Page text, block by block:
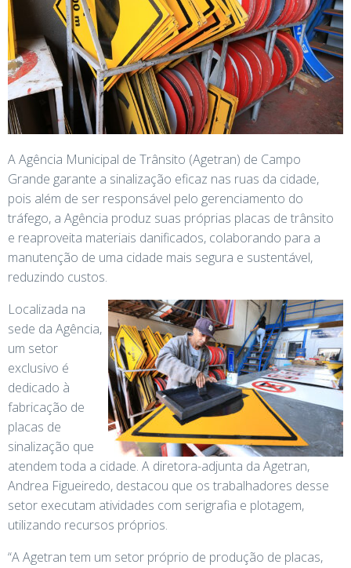
A Agência Municipal de Trânsito (Agetran) de Campo
Grande garante a sinalização eficaz nas ruas da cidade,
pois além de ser responsável pelo gerenciamento do
tráfego, a Agência produz suas próprias placas de trânsito
e reaproveita materiais danificados, colaborando para a
manutenção de uma cidade mais segura e sustentável,
reduzindo custos.
Localizada na
sede da Agência,
um setor
exclusivo é
dedicado à
fabricação de
placas de
sinalização que
atendem toda a cidade. A diretora-adjunta da Agetran,
Andrea Figueiredo, destacou que os trabalhadores desse
setor executam atividades com serigrafia e plotagem,
utilizando recursos próprios.
“A Agetran tem um setor próprio de produção de placas,